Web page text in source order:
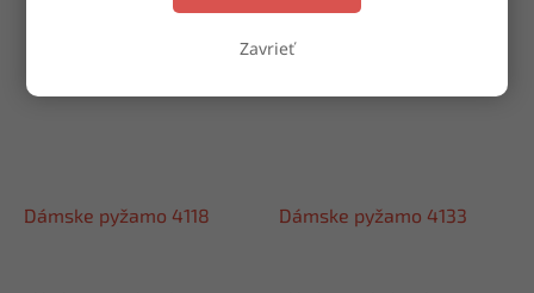
Zavrieť
Dámske pyžamo 4118 Dámske pyžamo 4133